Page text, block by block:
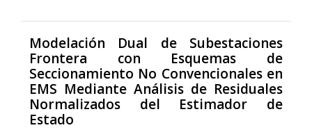
Modelación Dual de Subestaciones
Frontera con Esquemas de
Seccionamiento No Convencionales en
EMS Mediante Análisis de Residuales
Normalizados del Estimador de
Estado